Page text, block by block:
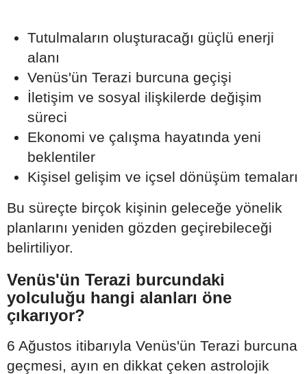
Tutulmaların oluşturacağı güçlü enerji
alanı
Venüs'ün Terazi burcuna geçişi
İletişim ve sosyal ilişkilerde değişim
süreci
Ekonomi ve çalışma hayatında yeni
beklentiler
Kişisel gelişim ve içsel dönüşüm temaları
Bu süreçte birçok kişinin geleceğe yönelik
planlarını yeniden gözden geçirebileceği
belirtiliyor.
Venüs'ün Terazi burcundaki
yolculuğu hangi alanları öne
çıkarıyor?
6 Ağustos itibarıyla Venüs'ün Terazi burcuna
geçmesi, ayın en dikkat çeken astrolojik